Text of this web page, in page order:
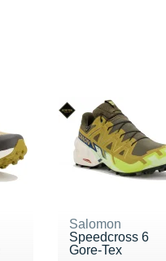
Salomon
Speedcross 6
Gore-Tex